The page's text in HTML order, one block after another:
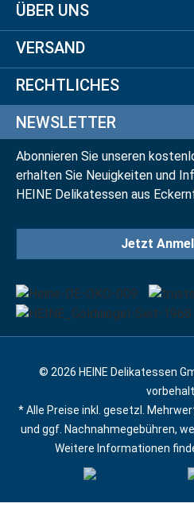
ÜBER UNS
VERSAND
RECHTLICHES
NEWSLETTER
Abonnieren Sie unseren
erhalten Sie Neuigkeiten und
HEINE Delikatessen aus
Jetzt
© 2026 HEINE Delikatessen
* Alle Preise inkl. gesetzl.
und ggf. Nachnahmegebühren,
Weitere Informationen